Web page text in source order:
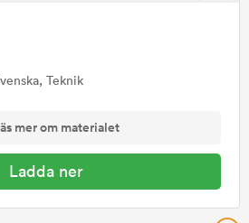
Teknik
mer om materialet
Ladda ner